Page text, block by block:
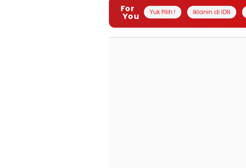
For
You Yuk Pilih ! Iklanin di IDN